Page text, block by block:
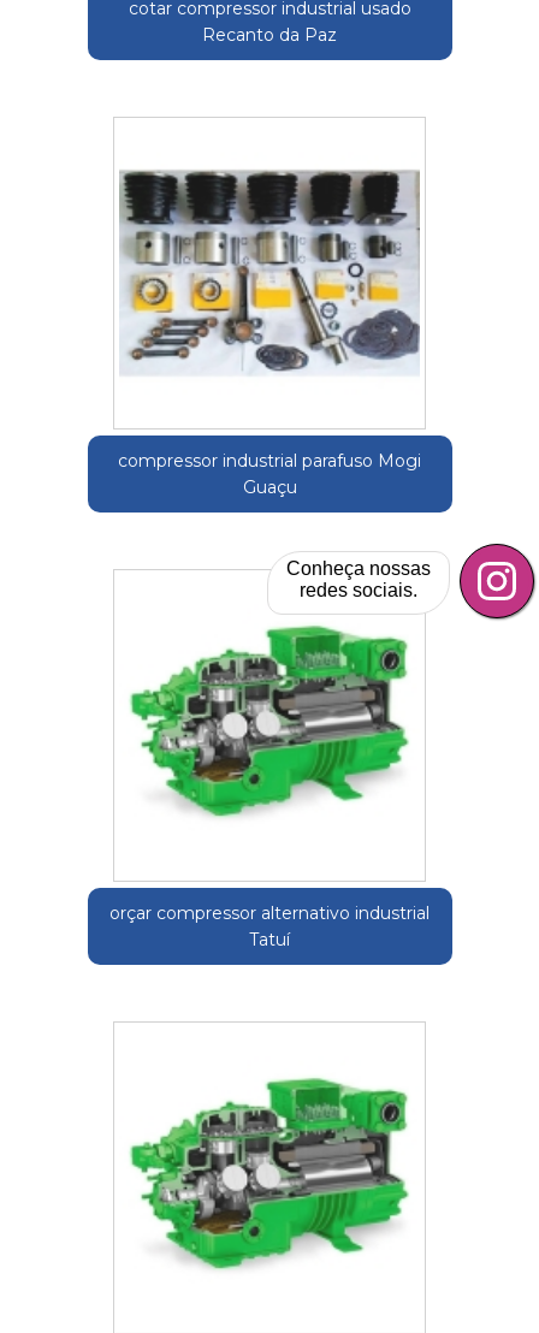
cotar compressor industrial usado
Recanto da Paz
compressor industrial parafuso Mogi
Guaçu
orçar compressor alternativo industrial
Tatuí
Conheça nossas
redes sociais.